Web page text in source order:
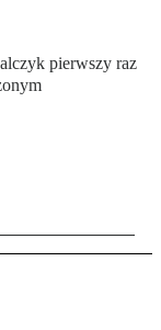
pierwszy raz